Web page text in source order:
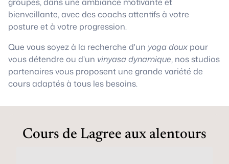
bienveillante, avec des coachs attentifs à votre
posture et à votre progression.
Que vous soyez à la recherche d'un yoga doux pour
vous détendre ou d'un vinyasa dynamique, nos studios
partenaires vous proposent une grande variété de
cours adaptés à tous les besoins.
Cours de Lagree aux alentours